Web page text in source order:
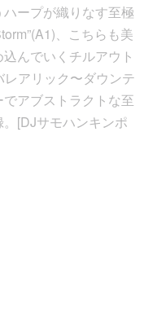
ープが織りなす至極
、こちらも美
んでいくチルアウト
レアリック〜ダウンテ
でアブストラクトな至
[DJサモハンキンポ